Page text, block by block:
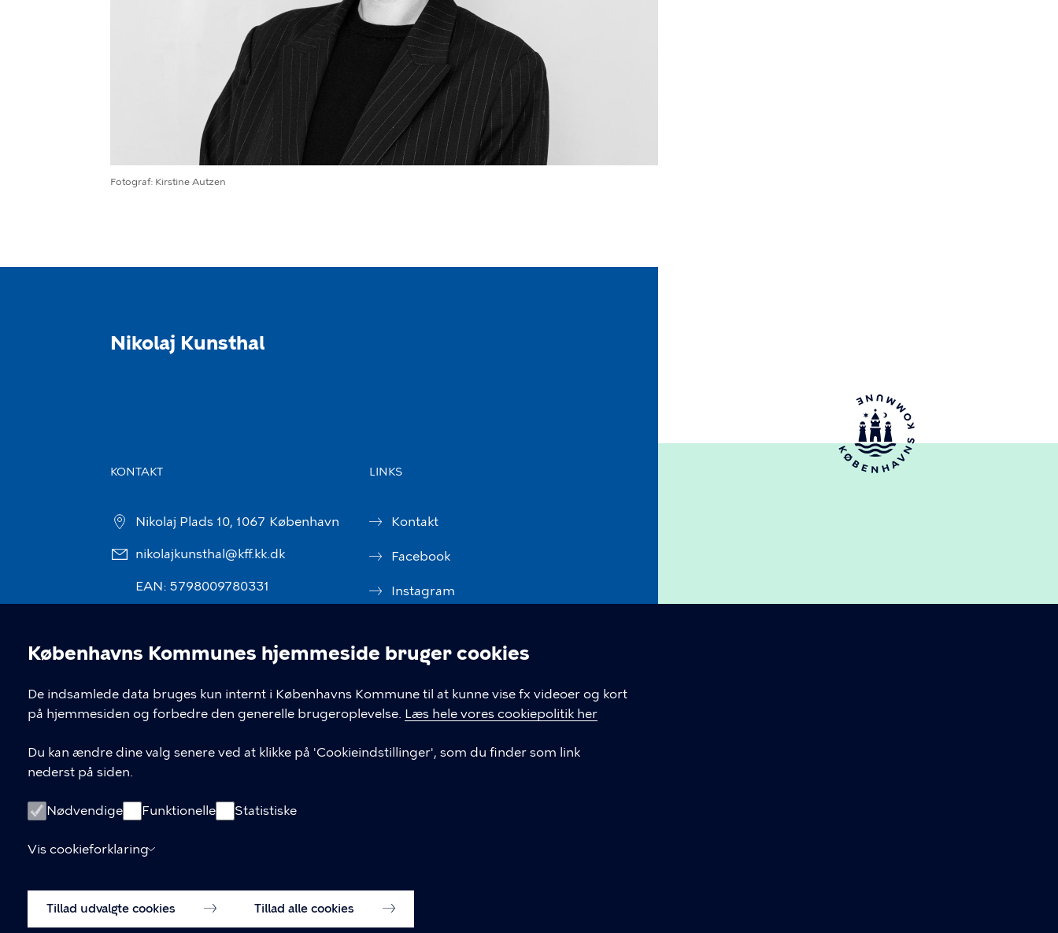
Cookieindstillinger
Københavns Kommunes hjemmeside bruger cookies
De indsamlede data bruges kun internt i Københavns Kommune til at kunne vise fx videoer og kort
på hjemmesiden og forbedre den generelle brugeroplevelse. Læs hele vores cookiepolitik her
Du kan ændre dine valg senere ved at klikke på 'Cookieindstillinger', som du finder som link
nederst på siden.
Nødvendige Funktionelle Statistiske
Vis cookieforklaring
Tillad udvalgte cookies Tillad alle cookies
Fotograf Kirstine Autzen
Nikolaj Kunsthal
KONTAKT
Nikolaj Plads 10, 1067 København
nikolajkunsthal@kff.kk.dk
EAN: 5798009780331
LINKS
Kontakt
Facebook
Instagram
Tilgængelighedserklæring
Cookiepolitik